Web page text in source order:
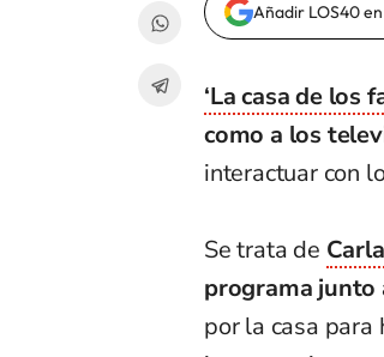
Añadir LOS40
‘La casa de los
como a los
interactuar con
Se trata de
programa junto
por la casa para